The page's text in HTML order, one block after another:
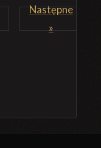
Następne
»